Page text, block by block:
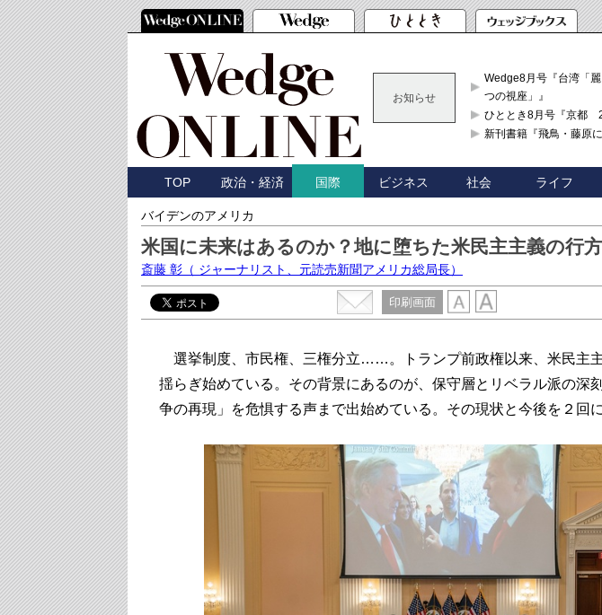
お知らせ
Wedge8月号『台湾「
つの視座」』
ひととき8月号『京都 2
新刊書籍『飛鳥・藤原
TOP 政治・経済 国際 ビジネス 社会 ライフ
バイデンのアメリカ
米国に未来はあるのか？地に堕ちた米民主主義の行方
斎藤 彰 （ ジャーナリスト、元読売新聞アメリカ総局長）
印刷画面
選挙制度、市民権、三権分立……。トランプ前政権以来、米民主主
揺らぎ始めている。その背景にあるのが、保守層とリベラル派の深
争の再現」を危惧する声まで出始めている。その現状と今後を２回